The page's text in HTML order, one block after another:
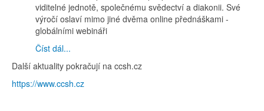
viditelné jednotě, společnému svědectví a diakonii. Své
výročí oslaví mimo jiné dvěma online přednáškami -
globálními webináři
Číst dál...
Další aktuality pokračují na ccsh.cz
https://www.ccsh.cz